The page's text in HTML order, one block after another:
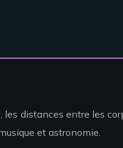
les distances entre les
et astronomie.